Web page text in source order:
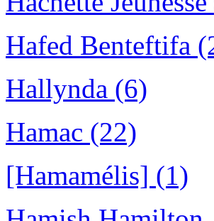
Hafed Benteftifa
Hallynda (6)
Hamac (22)
[Hamamélis] (1)